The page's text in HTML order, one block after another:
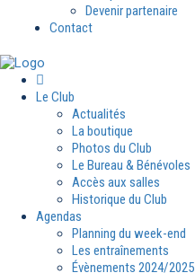
Devenir partenaire
Contact
Le Club
Actualités
La boutique
Photos du Club
Le Bureau & Bénévoles
Accès aux salles
Historique du Club
Agendas
Planning du week-end
Les entraînements
Évènements 2024/2025